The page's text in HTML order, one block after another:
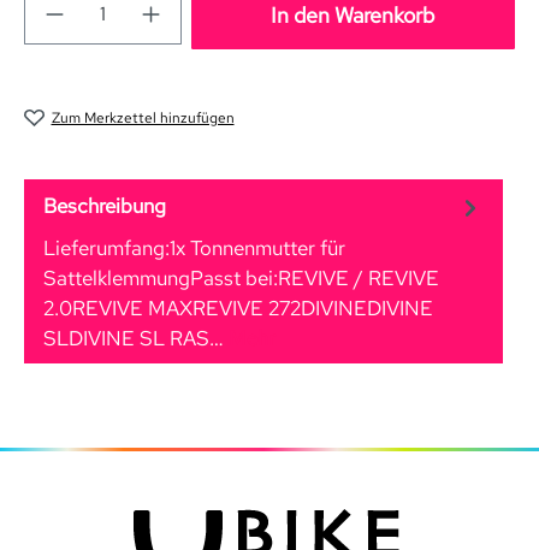
In den Warenkorb
Zum Merkzettel hinzufügen
Beschreibung
Lieferumfang:1x Tonnenmutter für
SattelklemmungPasst bei:REVIVE / REVIVE
2.0REVIVE MAXREVIVE 272DIVINEDIVINE
SLDIVINE SL RAS…